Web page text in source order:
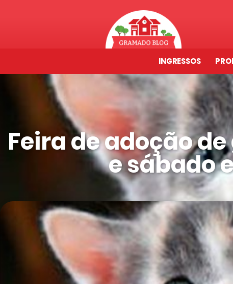
INGRESSOS
Feira de adoção
e sábado